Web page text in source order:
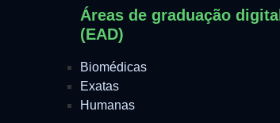
Áreas de graduação digital
(EAD)
Biomédicas
Exatas
Humanas